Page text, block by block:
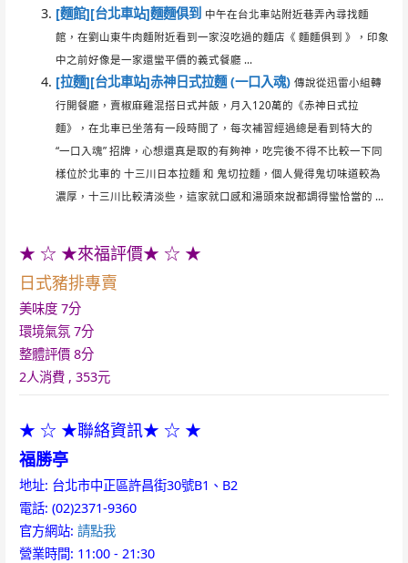
[麵館][台北車站]麵麵俱到 中午在台北車站附近巷弄內尋找麵
館，在劉山東牛肉麵附近看到一家沒吃過的麵店《 麵麵俱到 》，印象
中之前好像是一家還蠻平價的義式餐廳 ...
[拉麵][台北車站]赤神日式拉麵 (一口入魂) 傳說從迅雷小組轉
行開餐廳，賣椒麻雞混搭日式丼飯，月入120萬的《赤神日式拉
麵》，在北車已坐落有一段時間了，每次補習經過總是看到特大的
“一口入魂” 招牌，心想還真是取的有夠神，吃完後不得不比較一下同
樣位於北車的 十三川日本拉麵 和 鬼切拉麵，個人覺得鬼切味道較為
濃厚，十三川比較清淡些，這家就口感和湯頭來說都調得蠻恰當的 ...
★ ☆ ★來福評價★ ☆ ★
日式豬排專賣
美味度 7分
環境氣氛 7分
整體評價 8分
2人消費 , 353元
★ ☆ ★聯絡資訊★ ☆ ★
福勝亭
地址: 台北市中正區許昌街30號B1、B2
電話: (02)2371-9360
官方網站: 請點我
營業時間: 11:00 - 21:30